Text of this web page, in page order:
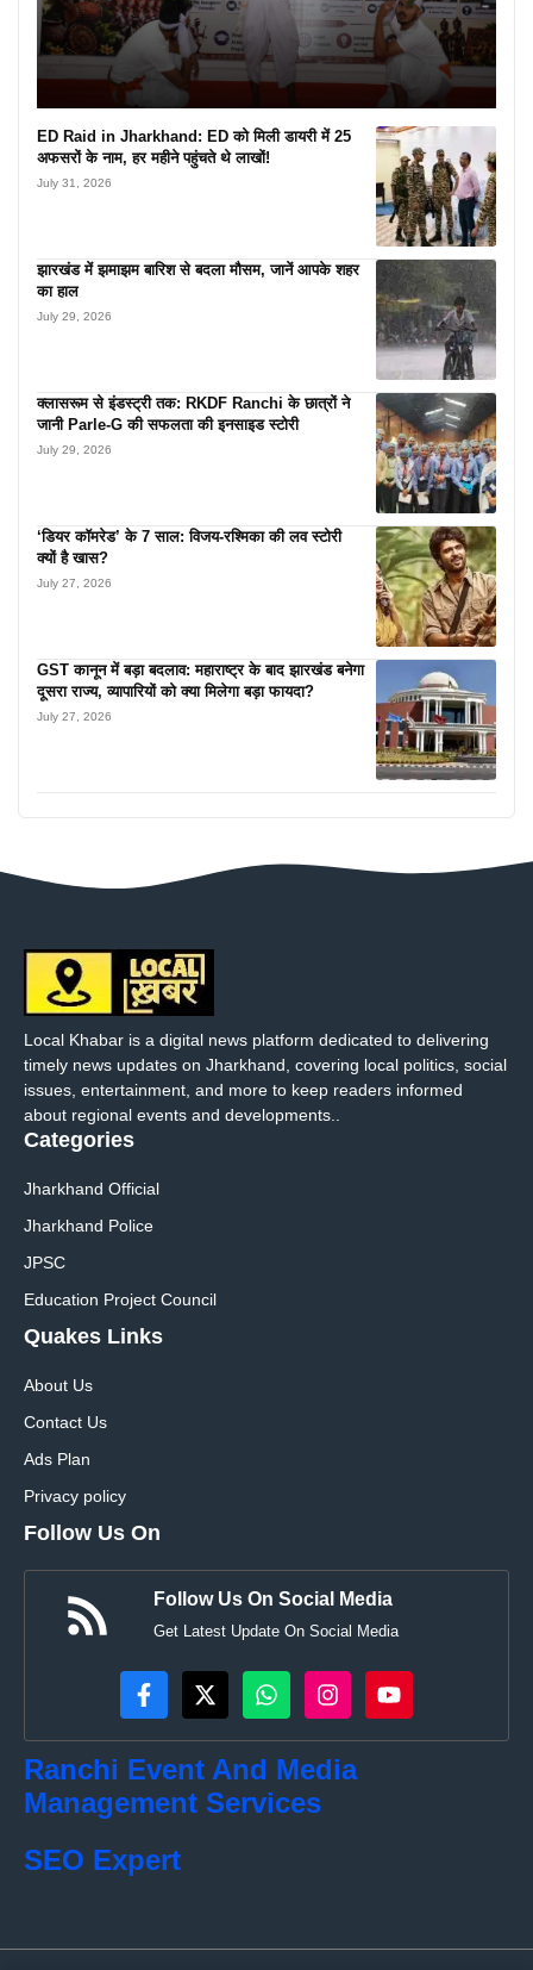
ED Raid in Jharkhand: ED को मिली डायरी में 25
अफसरों के नाम, हर महीने पहुंचते थे लाखों!
July 31, 2026
झारखंड में झमाझम बारिश से बदला मौसम, जानें आपके शहर
का हाल
July 29, 2026
क्लासरूम से इंडस्ट्री तक: RKDF Ranchi के छात्रों ने
जानी Parle-G की सफलता की इनसाइड स्टोरी
July 29, 2026
‘डियर कॉमरेड’ के 7 साल: विजय-रश्मिका की लव स्टोरी
क्यों है खास?
July 27, 2026
GST कानून में बड़ा बदलाव: महाराष्ट्र के बाद झारखंड बनेगा
दूसरा राज्य, व्यापारियों को क्या मिलेगा बड़ा फायदा?
July 27, 2026
Local Khabar is a digital news platform dedicated to delivering
timely news updates on Jharkhand, covering local politics, social
issues, entertainment, and more to keep readers informed
about regional events and developments..
Categories
Jharkhand Official
Jharkhand Police
JPSC
Education Project Council
Quakes Links
About Us
Contact Us
Ads Plan
Privacy policy
Follow Us On
Follow Us On Social Media
Get Latest Update On Social Media
Ranchi Event And Media
Management Services
SEO Expert